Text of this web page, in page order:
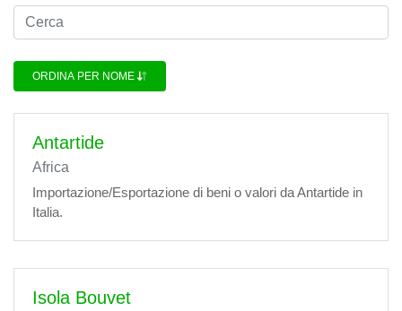
ORDINA PER NOME
Antartide
Africa
Importazione/Esportazione di beni o valori da Antartide in
Italia.
Isola Bouvet